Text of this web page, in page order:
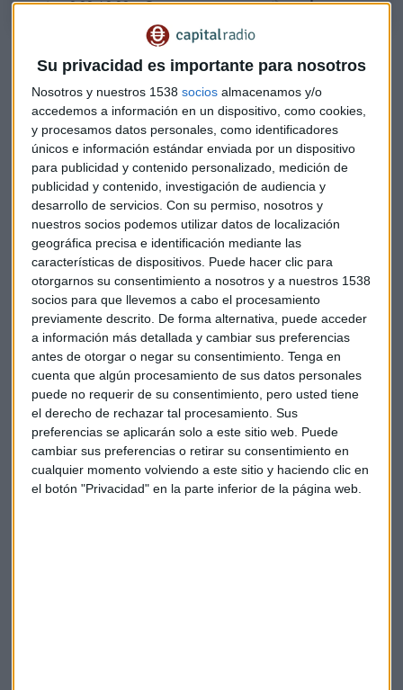
Su privacidad es importante para nosotros
Nosotros y nuestros 1538 socios almacenamos y/o
accedemos a información en un dispositivo, como cookies,
y procesamos datos personales, como identificadores
únicos e información estándar enviada por un dispositivo
para publicidad y contenido personalizado, medición de
publicidad y contenido, investigación de audiencia y
desarrollo de servicios. Con su permiso, nosotros y
nuestros socios podemos utilizar datos de localización
geográfica precisa e identificación mediante las
características de dispositivos. Puede hacer clic para
otorgarnos su consentimiento a nosotros y a nuestros 1538
socios para que llevemos a cabo el procesamiento
previamente descrito. De forma alternativa, puede acceder
a información más detallada y cambiar sus preferencias
antes de otorgar o negar su consentimiento. Tenga en
cuenta que algún procesamiento de sus datos personales
puede no requerir de su consentimiento, pero usted tiene
el derecho de rechazar tal procesamiento. Sus
preferencias se aplicarán solo a este sitio web. Puede
cambiar sus preferencias o retirar su consentimiento en
cualquier momento volviendo a este sitio y haciendo clic en
el botón "Privacidad" en la parte inferior de la página web.
Las dos empresas de tamaño mediano, que aún no han
decidido el nombre de su nueva empresa, anunciaron hace
seis semanas sus planes para un amarre que remodelará la
industria mundial, mientras los fabricantes de automóviles
luchan contra la recesión mundial de la demanda.
Los fabricantes de automóviles también tienen que hacer
frente a elevados costes para desarrollar modelos más
limpios, ya que se han fijado objetivos de emisión más
estrictos.
La fusión PSA-FCA -que tiene comoobjetivo un ahorro
anual de 3.700 millones de euros (4.000 millones de
dólares)mediante la combinación de tecnologías y a
través de acuerdos de compra compartida- se espera que
se cierre en los próximos 12 a 15 meses, dijeron las
empresas automotrices en un comunicado.
Antes de que se complete la fusión a partes iguales, uno de
los accionistas de PSA,el grupo chino Dongfeng Motor
Group, reducirá su participación del 12,2% en el
fabricante de automóviles francés mediante la venta